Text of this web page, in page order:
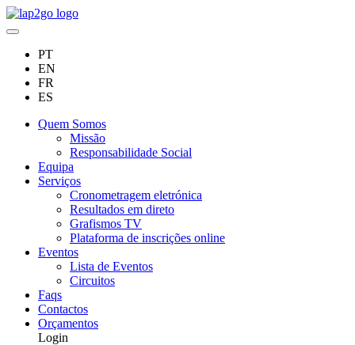
PT
EN
FR
ES
Quem Somos
Missão
Responsabilidade Social
Equipa
Serviços
Cronometragem eletrónica
Resultados em direto
Grafismos TV
Plataforma de inscrições online
Eventos
Lista de Eventos
Circuitos
Faqs
Contactos
Orçamentos
Login